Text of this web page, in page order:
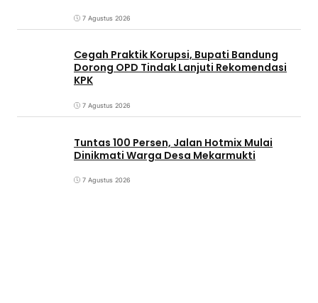
7 Agustus 2026
Cegah Praktik Korupsi, Bupati Bandung
Dorong OPD Tindak Lanjuti Rekomendasi
KPK
7 Agustus 2026
Tuntas 100 Persen, Jalan Hotmix Mulai
Dinikmati Warga Desa Mekarmukti
7 Agustus 2026